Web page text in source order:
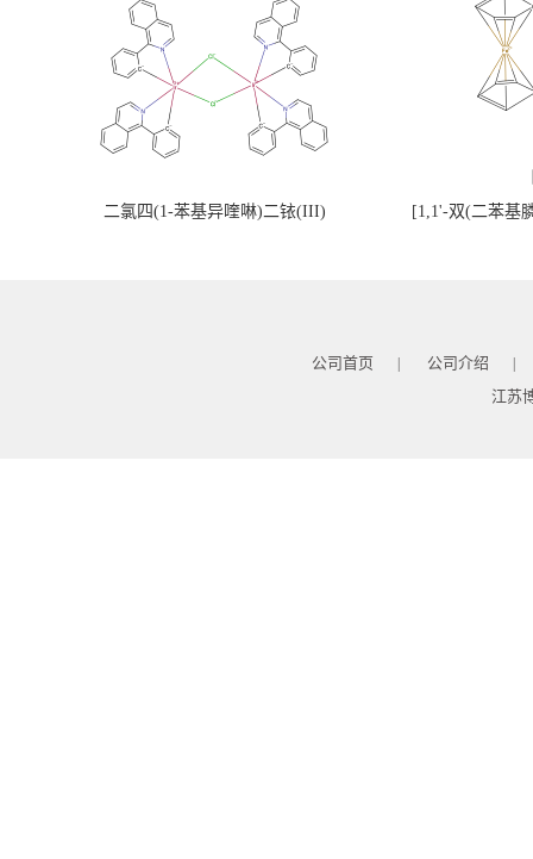
二氯四(1-苯基异喹啉)二铱(III) [1,1'-双(二苯基
公司首页 | 公司介绍 |
江苏